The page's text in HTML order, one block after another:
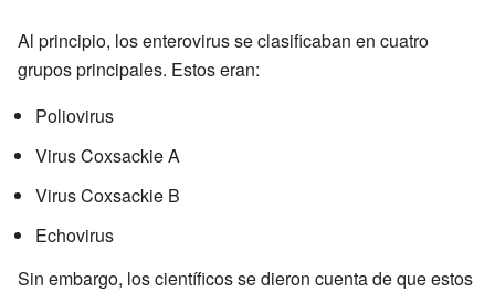
Al principio, los enterovirus se clasificaban en cuatro
grupos principales. Estos eran:
Poliovirus
Virus Coxsackie A
Virus Coxsackie B
Echovirus
Sin embargo, los científicos se dieron cuenta de que estos